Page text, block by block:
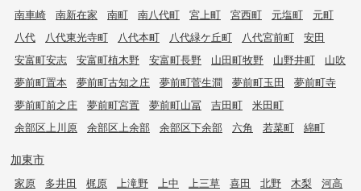
南車崎
南新在家 南町 南八代町 宮上町 宮西町 元塩町
元町
八代
八代東光寺町 八代本町 八代緑ケ丘町 八代宮前町
安田
安富町安志
安富町植木野 安富町長野 山田町牧野 山野井町
山吹
夢前町置本
夢前町古知之庄 夢前町菅生澗 夢前町玉田
夢前町寺
夢前町前之庄
夢前町宮置 夢前町山冨 吉田町
米田町
余部区上川原
余部区上余部 余部区下余部 六角 若菜町 綿町
加東市
家原 多井田 梶原 上滝野 上中 上三草 喜田 北野 木梨
河高